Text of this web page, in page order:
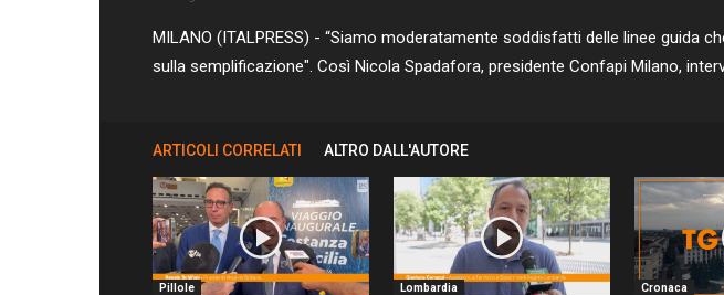
MILANO (ITALPRESS) - “Siamo moderatamente soddisfatti delle linee guida
sulla semplificazione". Così Nicola Spadafora, presidente Confapi Milano,
ARTICOLI CORRELATI ALTRO DALL'AUTORE
Pillole Lombardia Cronaca